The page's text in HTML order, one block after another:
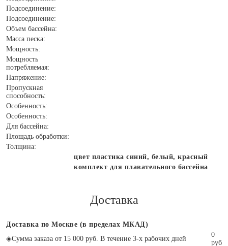
Подсоединение:
Подсоединение:
Объем бассейна:
Масса песка:
Мощность:
Мощность
потребляемая:
Напряжение:
Пропускная
способность:
Особенность:
Особенность:
Для бассейна:
Площадь обработки:
Толщина:
цвет пластика синий, белый, красный
комплект для плавательного бассейна
Доставка
Доставка по Москве (в пределах МКАД)
◈Сумма заказа от 15 000 руб. В течение 3-х рабочих дней
0
руб